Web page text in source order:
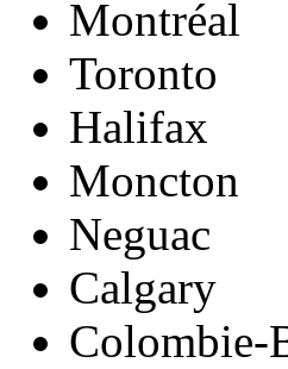
Montréal
Toronto
Halifax
Moncton
Neguac
Calgary
Colombie-